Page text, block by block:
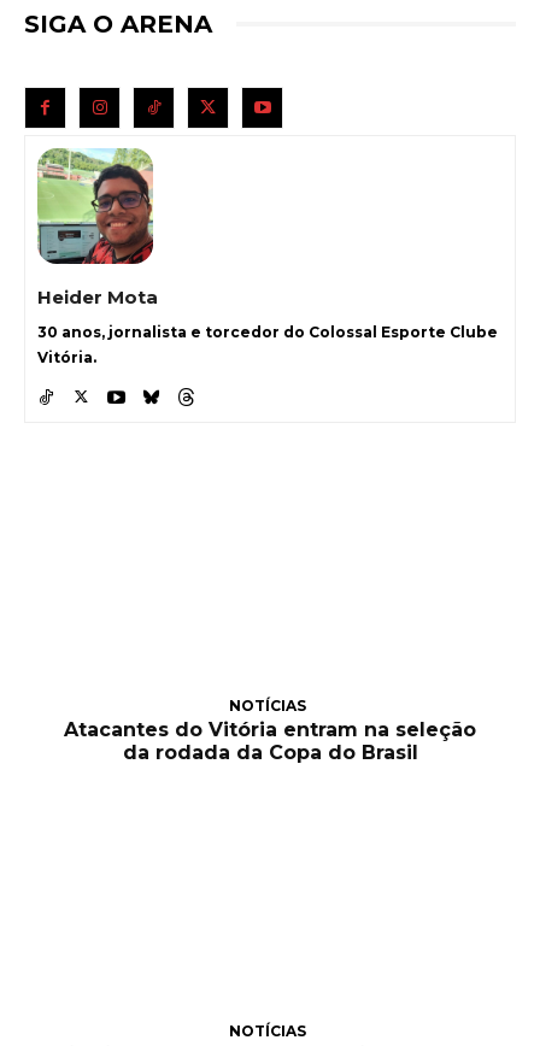
SIGA O ARENA
Heider Mota
30 anos, jornalista e torcedor do Colossal Esporte Clube
Vitória.
NOTÍCIAS
Atacantes do Vitória entram na seleção
da rodada da Copa do Brasil
NOTÍCIAS